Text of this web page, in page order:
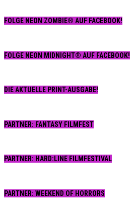
FOLGE NEON ZOMBIE® AUF FACEBOOK!
FOLGE NEON MIDNIGHT® AUF FACEBOOK!
DIE AKTUELLE PRINT-AUSGABE!
PARTNER: FANTASY FILMFEST
PARTNER: HARD:LINE FILMFESTIVAL
PARTNER: WEEKEND OF HORRORS